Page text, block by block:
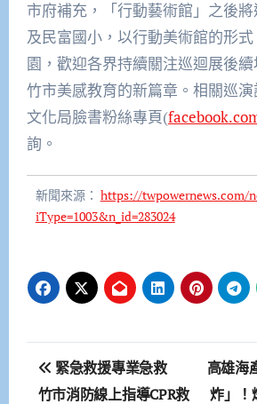
市府補充，「行動藝術館」之後
及民富國小，以行動美術館的形
園，歡迎各界持續關注巡迴展後
竹市美感教育的新篇章。相關巡
文化局臉書粉絲專頁(
詢。
新聞來源： https://twpowernews.com/
iType=1003&n_id=283024
文
章
緊急救援專業急救
竹市消防線上指導CPR救
高雄海
炸」！